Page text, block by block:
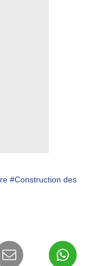
#Construction des